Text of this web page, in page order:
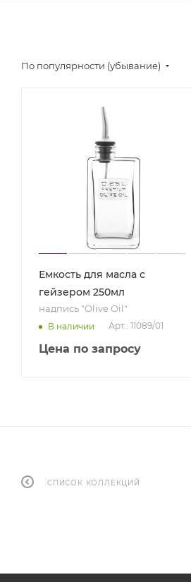
По популярности (убывание)
Емкость для масла с
гейзером 250мл
надпись "Olive Oil"
В наличии Арт.: 11089/01
Цена по запросу
СПИСОК КОЛЛЕКЦИЙ